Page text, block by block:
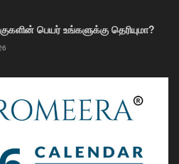
பெயர் உங்களுக்கு தெரியுமா?